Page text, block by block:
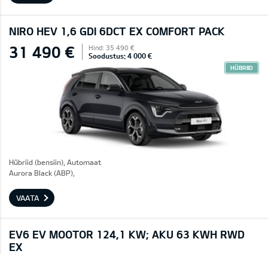
NIRO HEV 1,6 GDI 6DCT EX COMFORT PACK
31 490 € Hind: 35 490 €
Soodustus: 4 000 €
HÜBRIID
Hübriid (bensiin), Automaat
Aurora Black (ABP),
VAATA
EV6 EV MOOTOR 124,1 KW; AKU 63 KWH RWD
EX